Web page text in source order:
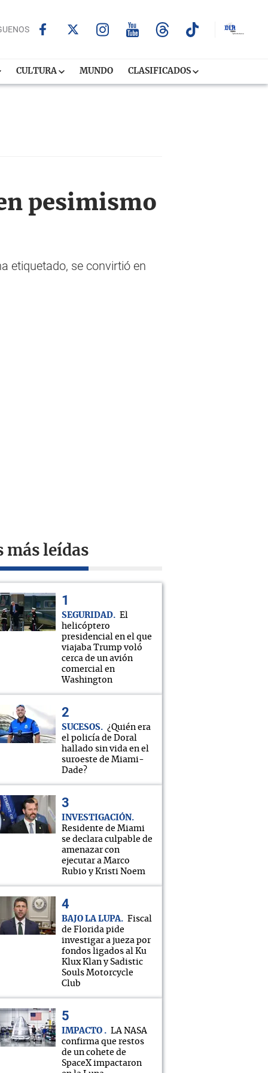
CULTURA MUNDO CLASIFICADOS
pesimismo
etiquetado, se convirtió en
más leídas
SEGURIDAD
El
helicóptero
presidencial en el que
viajaba Trump voló
cerca de un avión
comercial en
Washington
SUCESOS
¿Quién era
el policía de Doral
hallado sin vida en el
suroeste de Miami-
Dade?
INVESTIGACIÓN
Residente de Miami
se declara culpable de
amenazar con
ejecutar a Marco
Rubio y Kristi Noem
BAJO LA LUPA
Fiscal
de Florida pide
investigar a jueza por
fondos ligados al Ku
Klux Klan y Sadistic
Souls Motorcycle
Club
IMPACTO
LA NASA
confirma que restos
de un cohete de
SpaceX impactaron